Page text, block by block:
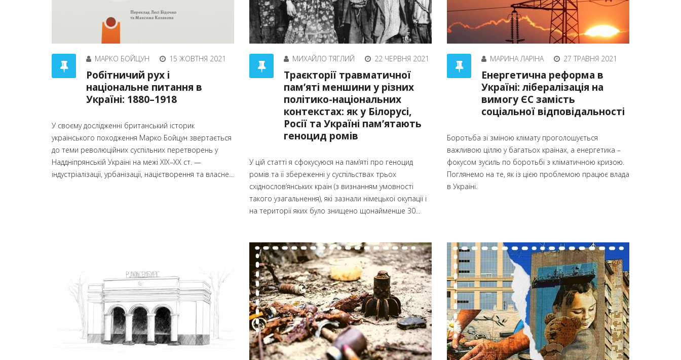
МАРКО БОЙЦУН 15 ЖОВТНЯ 2021
Робітничий рух і
національне питання в
Україні: 1880–1918
У своєму дослідженні британський історик
українського походження Марко Бойцун звертається
до теми революційних суспільних перетворень у
Наддніпрянській Україні на межі XIX–ХХ ст. —
індустріалізації, урбанізації, націєтворення та власне...
МИХАЙЛО ТЯГЛИЙ 22 ЧЕРВНЯ 2021
Траєкторії травматичної
пам’яті меншини у різних
політико-національних
контекстах: як у Білорусі,
Росії та Україні пам’ятають
геноцид ромів
У цій статті я сфокусуюся на пам’яті про геноцид
ромів та її збереженні у суспільствах трьох
східнослов’янських країн (з визнанням умовності
такого узагальнення), які зазнали німецької окупації і
на території яких було знищено щонайменше 30...
МАРИНА ЛАРІНА 27 ТРАВНЯ 2021
Енергетична реформа в
Україні: лібералізація на
вимогу ЄС замість
соціальної відповідальності
Боротьба зі зміною клімату проголошується
важливою ціллю у багатьох країнах, а енергетика –
фокусом зусиль по боротьбі з кліматичною кризою.
Поглянемо на те, як із цією проблемою працює влада
в Україні.